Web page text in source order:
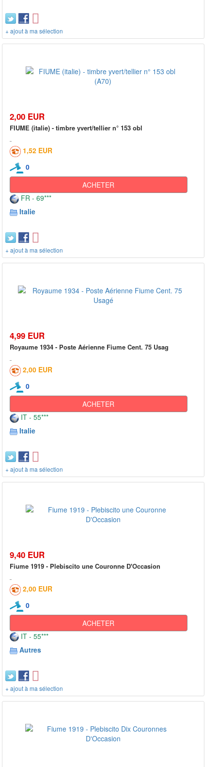
+ ajout à ma sélection
2,00 EUR
FIUME (italie) - timbre yvert/tellier n° 153 obl
1,52 EUR
0
ACHETER
FR - 69***
Italie
+ ajout à ma sélection
4,99 EUR
Royaume 1934 - Poste Aérienne Fiume Cent. 75 Usag
2,00 EUR
0
ACHETER
IT - 55***
Italie
+ ajout à ma sélection
9,40 EUR
Fiume 1919 - Plebiscito une Couronne D'Occasion
2,00 EUR
0
ACHETER
IT - 55***
Autres
+ ajout à ma sélection